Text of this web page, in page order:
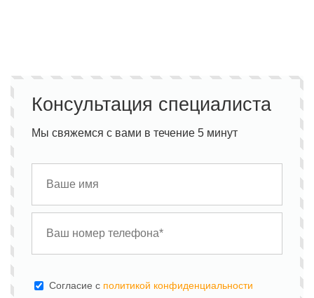
Консультация специалиста
Мы свяжемся с вами в течение 5 минут
Cогласие с политикой конфиденциальности